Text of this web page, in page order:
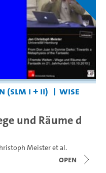
I + II)
WiSe
und Räume d
Meisteret al.
open